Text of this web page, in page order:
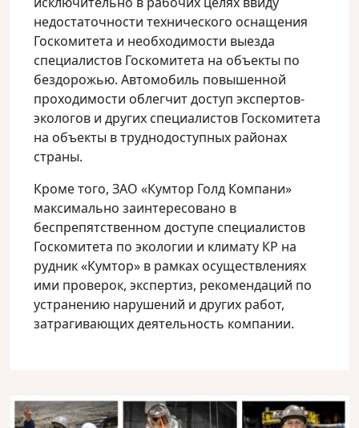
недостаточности технического оснащения
Госкомитета и необходимости выезда
специалистов Госкомитета на объекты по
бездорожью. Автомобиль повышенной
проходимости облегчит доступ экспертов-
экологов и других специалистов Госкомитета
на объекты в труднодоступных районах
страны.
Кроме того, ЗАО «Кумтор Голд Компани»
максимально заинтересовано в
беспрепятственном доступе специалистов
Госкомитета по экологии и климату КР на
рудник «Кумтор» в рамках осуществлениях
ими проверок, экспертиз, рекомендаций по
устранению нарушений и других работ,
затрагивающих деятельность компании.